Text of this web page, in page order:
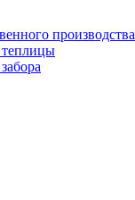
производства
теплицы